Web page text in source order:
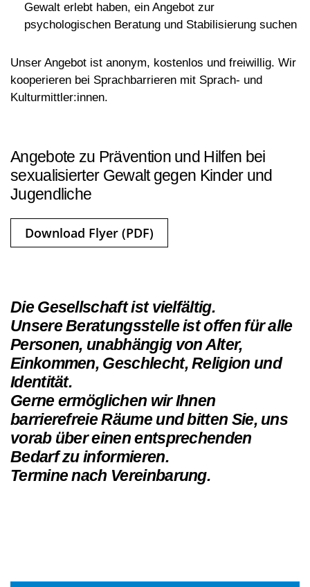
Gewalt erlebt haben, ein Angebot zur
psychologischen Beratung und Stabilisierung suchen
Unser Angebot ist anonym, kostenlos und freiwillig. Wir
kooperieren bei Sprachbarrieren mit Sprach- und
Kulturmittler:innen.
Angebote zu Prävention und Hilfen bei
sexualisierter Gewalt gegen Kinder und
Jugendliche
Download Flyer (PDF)
Die Gesellschaft ist vielfältig.
Unsere Beratungsstelle ist offen für alle
Personen, unabhängig von Alter,
Einkommen, Geschlecht, Religion und
Identität.
Gerne ermöglichen wir Ihnen
barrierefreie Räume und bitten Sie, uns
vorab über einen entsprechenden
Bedarf zu informieren.
Termine nach Vereinbarung.